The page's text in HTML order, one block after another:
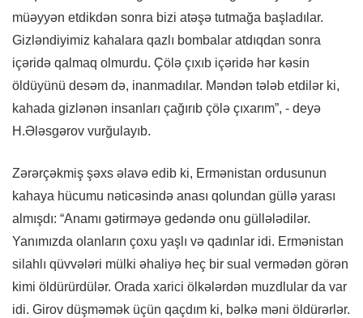
müəyyən etdikdən sonra bizi atəşə tutmağa başladılar.
Gizləndiyimiz kahalara qazlı bombalar atdıqdan sonra
içəridə qalmaq olmurdu. Çölə çıxıb içəridə hər kəsin
öldüyünü desəm də, inanmadılar. Məndən tələb etdilər ki,
kahada gizlənən insanları çağırıb çölə çıxarım”, - deyə
H.Ələsgərov vurğulayıb.
Zərərçəkmiş şəxs əlavə edib ki, Ermənistan ordusunun
kahaya hücumu nəticəsində anası qolundan güllə yarası
almışdı: “Anamı gətirməyə gedəndə onu güllələdilər.
Yanımızda olanların çoxu yaşlı və qadınlar idi. Ermənistan
silahlı qüvvələri mülki əhaliyə heç bir sual vermədən görən
kimi öldürürdülər. Orada xarici ölkələrdən muzdlular da var
idi. Girov düşməmək üçün qaçdım ki, bəlkə məni öldürərlər.